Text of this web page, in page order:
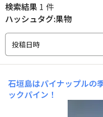
検索結果 1 件
ハッシュタグ:果物
投稿日時
石垣島はパイナップルの
ックパイン！